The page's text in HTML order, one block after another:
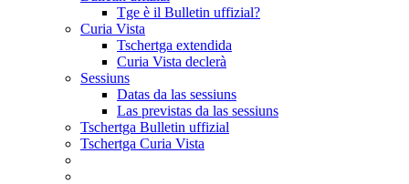
Tge è il Bulletin uffizial?
Curia Vista
Tschertga extendida
Curia Vista declerà
Sessiuns
Datas da las sessiuns
Las previstas da las sessiuns
Tschertga Bulletin uffizial
Tschertga Curia Vista